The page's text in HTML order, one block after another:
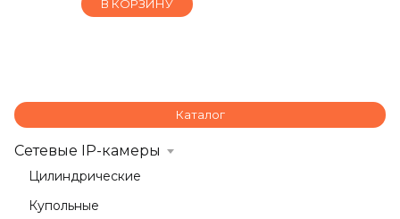
В КОРЗИНУ
Каталог
Сетевые IP-камеры
Цилиндрические
Купольные